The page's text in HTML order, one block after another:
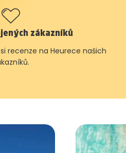
zákazníků
recenze na Heurece našich